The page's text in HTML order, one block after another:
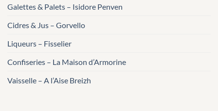
Galettes & Palets – Isidore Penven
Cidres & Jus – Gorvello
Liqueurs – Fisselier
Confiseries – La Maison d’Armorine
Vaisselle – A l’Aise Breizh